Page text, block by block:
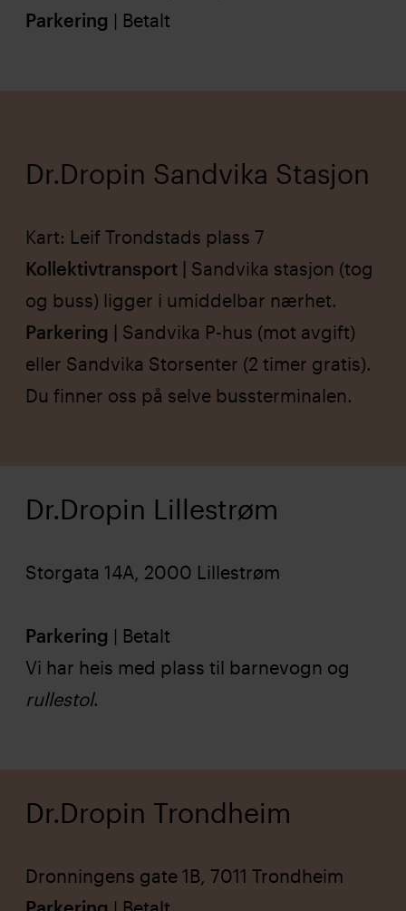
Parkering | Betalt
Dr.Dropin Sandvika Stasjon
Kart: Leif Trondstads plass 7
Kollektivtransport | Sandvika stasjon (tog
og buss) ligger i umiddelbar nærhet.
Parkering | Sandvika P-hus (mot avgift)
eller Sandvika Storsenter (2 timer gratis).
Du finner oss på selve bussterminalen.
Dr.Dropin Lillestrøm
Storgata 14A, 2000 Lillestrøm
Parkering | Betalt
Vi har heis med plass til barnevogn og
rullestol.
Dr.Dropin Trondheim
Dronningens gate 1B, 7011 Trondheim